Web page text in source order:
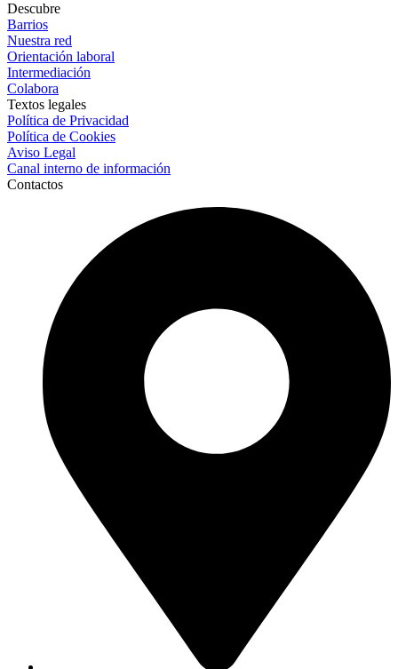
Descubre
Barrios
Nuestra red
Orientación laboral
Intermediación
Colabora
Textos legales
Política de Privacidad
Política de Cookies
Aviso Legal
Canal interno de información
Contactos